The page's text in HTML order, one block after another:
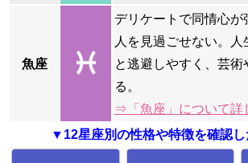
魚座
デリケートで同情心が
人を見過ごせない。人
と逃避しやすく、芸
る。
⇒「魚座」について詳
▼12星座別の性格や特徴を確認